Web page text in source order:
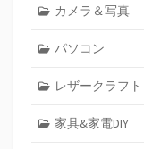
カメラ＆写真
パソコン
レザークラフト
家具&家電DIY